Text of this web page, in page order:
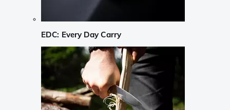
EDC: Every Day Carry